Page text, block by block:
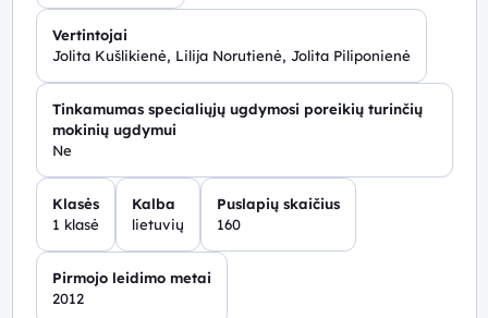
Vertintojai
Jolita Kušlikienė, Lilija Norutienė, Jolita Piliponienė
Tinkamumas specialiųjų ugdymosi poreikių turinčių
mokinių ugdymui
Ne
Klasės
1 klasė
Kalba
lietuvių
Puslapių skaičius
160
Pirmojo leidimo metai
2012